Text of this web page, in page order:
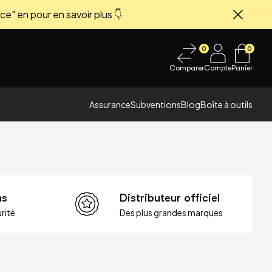
en pour en savoir plus 👇
0
ComparerCompte
0
Panier
AssuranceSubventionsBlogBoîte à outils
Distributeur officiel
Des plus grandes marques